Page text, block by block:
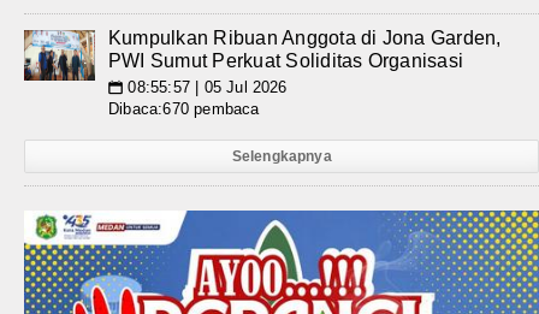
Kumpulkan Ribuan Anggota di Jona Garden,
PWI Sumut Perkuat Soliditas Organisasi
📅 08:55:57 | 05 Jul 2026
Dibaca:670 pembaca
Selengkapnya